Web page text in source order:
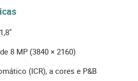
8 MP (3840 × 2160)
(ICR), a cores e P&B